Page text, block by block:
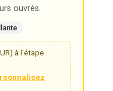
ouvrés.
à l'étape